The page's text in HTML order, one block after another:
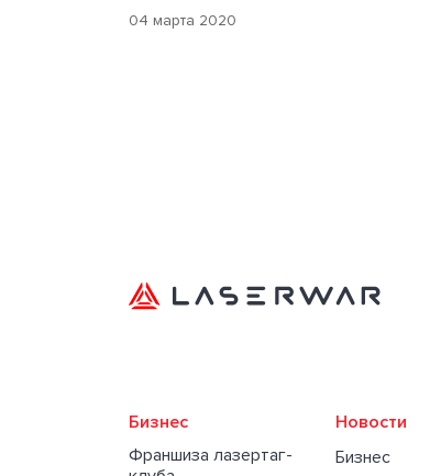
04 марта 2020
Бизнес
Франшиза лазертаг-
Новости
Бизнес